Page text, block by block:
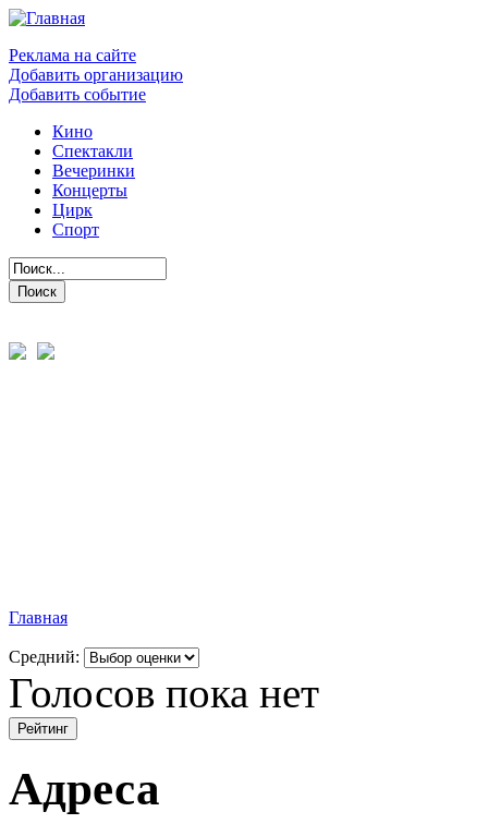
Реклама на сайте
Добавить организацию
Добавить событие
Кино
Спектакли
Вечеринки
Концерты
Цирк
Спорт
Главная
Средний:
Голосов пока нет
Адреса